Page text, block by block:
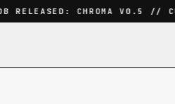
RELEASED: CHROMA V0.5